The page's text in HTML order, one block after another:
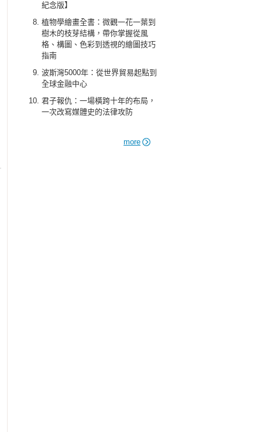
紀念版】
植物學繪畫全書：微觀一花一葉到
樹木的枝芽結構，帶你掌握從風
格、構圖、色彩到透視的繪圖技巧
指南
波斯灣5000年：從世界貿易起點到
全球金融中心
君子報仇：一場橫跨十年的布局，
一次改寫媒體史的法律攻防
more